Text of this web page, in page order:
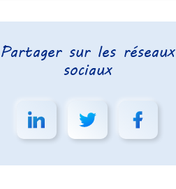
Partager sur les réseaux
sociaux